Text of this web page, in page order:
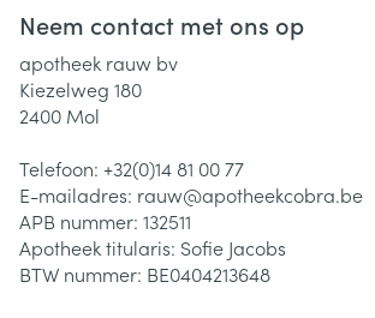
Neem contact met ons op
apotheek rauw bv
Kiezelweg 180
2400 Mol
Telefoon: +32(0)14 81 00 77
E-mailadres: rauw@apotheekcobra.be
APB nummer: 132511
Apotheek titularis: Sofie Jacobs
BTW nummer: BE0404213648